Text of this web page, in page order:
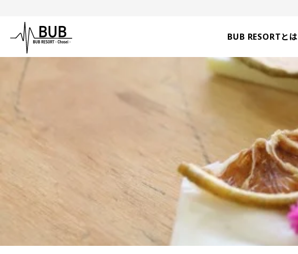
BUB RESORTとは